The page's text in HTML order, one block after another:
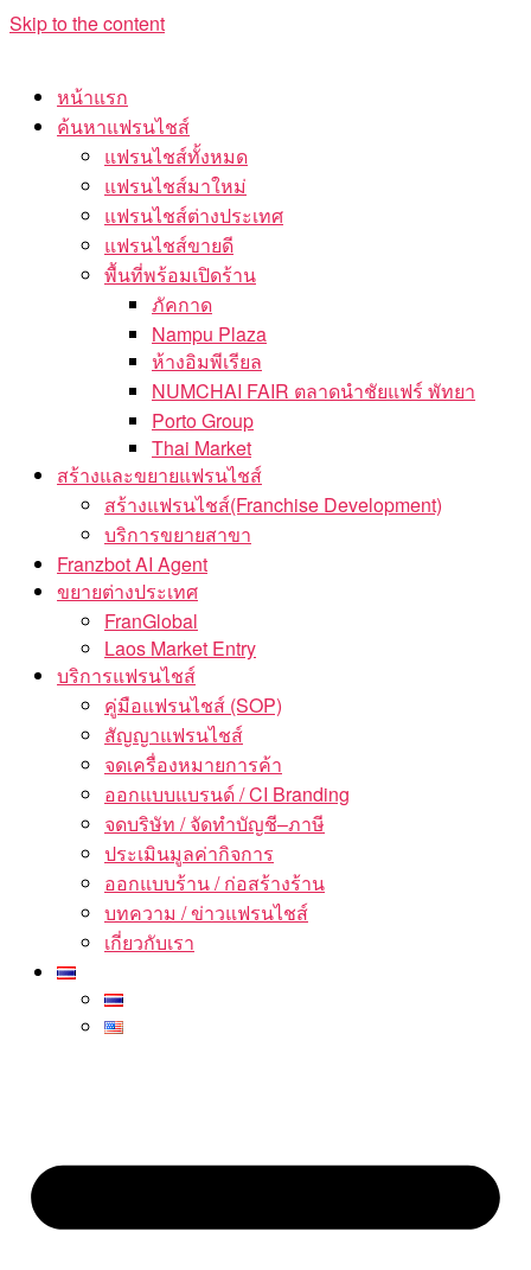
Skip to the content
หน้าแรก
ค้นหาแฟรนไชส์
แฟรนไชส์ทั้งหมด
แฟรนไชส์มาใหม่
แฟรนไชส์ต่างประเทศ
แฟรนไชส์ขายดี
พื้นที่พร้อมเปิดร้าน
ภัคกาด
Nampu Plaza
ห้างอิมพีเรียล
NUMCHAI FAIR ตลาดนำชัยแฟร์ พัทยา
Porto Group
Thai Market
สร้างและขยายแฟรนไชส์
สร้างแฟรนไชส์(Franchise Development)
บริการขยายสาขา
Franzbot AI Agent
ขยายต่างประเทศ
FranGlobal
Laos Market Entry
บริการแฟรนไชส์
คู่มือแฟรนไชส์ (SOP)
สัญญาแฟรนไชส์
จดเครื่องหมายการค้า
ออกแบบแบรนด์ / CI Branding
จดบริษัท / จัดทำบัญชี–ภาษี
ประเมินมูลค่ากิจการ
ออกแบบร้าน / ก่อสร้างร้าน
บทความ / ข่าวแฟรนไชส์
เกี่ยวกับเรา